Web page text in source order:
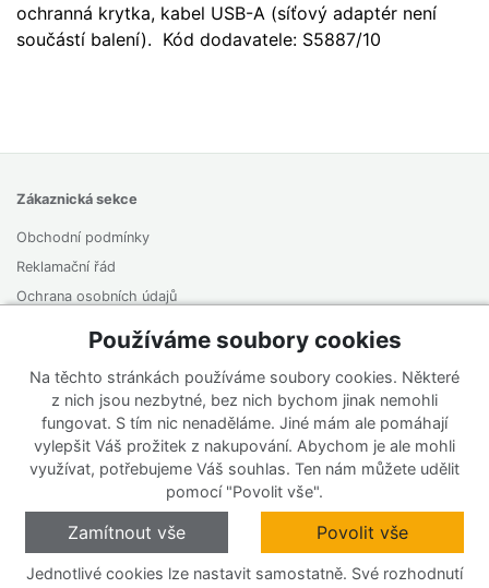
ochranná krytka, kabel USB-A (síťový adaptér není
součástí balení). Kód dodavatele: S5887/10
Zákaznická sekce
Obchodní podmínky
Reklamační řád
Ochrana osobních údajů
Odstoupení od smlouvy
O firmě
Kontakt
Používáme soubory cookies
Na těchto stránkách používáme soubory cookies. Některé
z nich jsou nezbytné, bez nich bychom jinak nemohli
fungovat. S tím nic nenaděláme. Jiné mám ale pomáhají
vylepšit Váš prožitek z nakupování. Abychom je ale mohli
využívat, potřebujeme Váš souhlas. Ten nám můžete udělit
pomocí "Povolit vše".
Zamítnout vše Povolit vše
Jednotlivé cookies lze nastavit samostatně. Své rozhodnutí